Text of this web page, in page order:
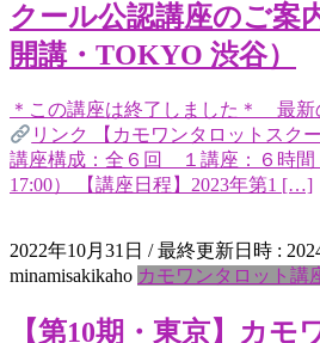
クール公認講座のご案
開講・TOKYO 渋谷）
＊この講座は終了しました＊ 最
リンク 【カモワンタロットスク
講座構成：全６回 １講座：６時間
17:00） 【講座日程】2023年第1 […]
2022年10月31日 / 最終更新日時 :
minamisakikaho カモワンタロット講
【第10期・東京】カモ